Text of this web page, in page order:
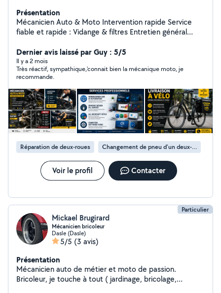
Présentation
Mécanicien Auto & Moto Intervention rapide Service
fiable et rapide : Vidange & filtres Entretien général
immédiatement Travail propre et sérieux. Webdesigner
and ai automation Graphic design all service All
Microsoft office Computer software fixing
Dernier avis laissé par Guy : 5/5
Il y a 2 mois
Très réactif, sympathique,'connait bien la mécanique moto, je
recommande.
Réparation de deux-roues Changement de pneu d'un deux-roues
Voir le profil Contacter
Particulier
Mickael Brugirard
Mécanicien bricoleur
Dasle (Dasle)
5/5 (3 avis)
Présentation
Mécanicien auto de métier et moto de passion.
Bricoleur, je touche à tout ( jardinage, bricolage,